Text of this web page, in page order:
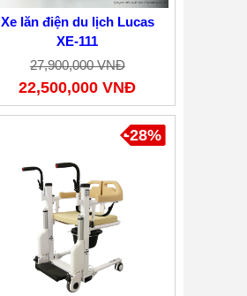
Xe lăn điện du lịch Lucas
XE-111
27,900,000 VNĐ
22,500,000 VNĐ
-28%